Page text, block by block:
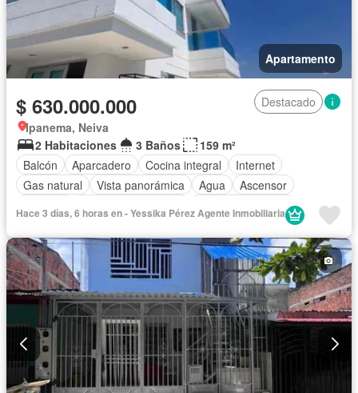
Apartamento
$ 630.000.000
Destacado
Ipanema, Neiva
2 Habitaciones
3 Baños
159 m²
Balcón
Aparcadero Cocina integral
Internet
Gas natural
Vista panorámica Agua
Ascensor
Seguridad privada
Permite niños
Hace 3 días, 6 horas en - Yessika Pérez Agente Inmobiliaria